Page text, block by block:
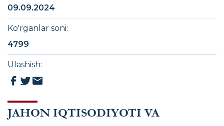
JAHON IQTISODIYOTI VA
09.09.2024
Ko'rganlar soni:
4799
Ulashish: